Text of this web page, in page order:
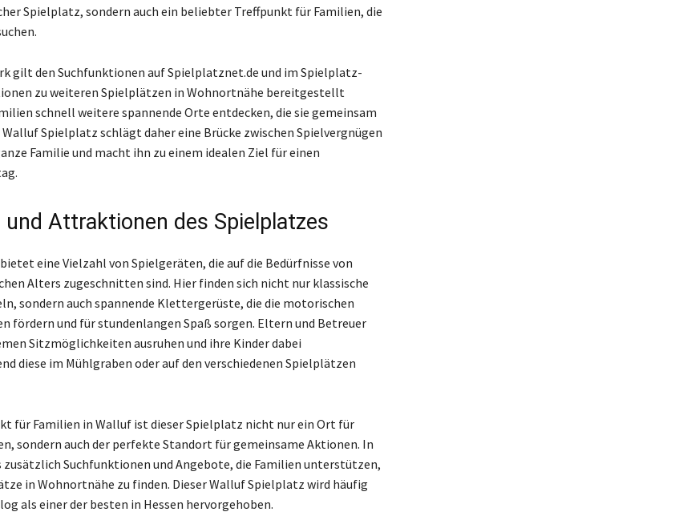
Spielplatz, sondern auch ein beliebter Treffpunkt für Familien, die
gilt den Suchfunktionen auf Spielplatznet.de und im Spielplatz-
zu weiteren Spielplätzen in Wohnortnähe bereitgestellt
schnell weitere spannende Orte entdecken, die sie gemeinsam
Spielplatz schlägt daher eine Brücke zwischen Spielvergnügen
Familie und macht ihn zu einem idealen Ziel für einen
Attraktionen des Spielplatzes
eine Vielzahl von Spielgeräten, die auf die Bedürfnisse von
Alters zugeschnitten sind. Hier finden sich nicht nur klassische
sondern auch spannende Klettergerüste, die die motorischen
fördern und für stundenlangen Spaß sorgen. Eltern und Betreuer
Sitzmöglichkeiten ausruhen und ihre Kinder dabei
diese im Mühlgraben oder auf den verschiedenen Spielplätzen
für Familien in Walluf ist dieser Spielplatz nicht nur ein Ort für
sondern auch der perfekte Standort für gemeinsame Aktionen. In
zusätzlich Suchfunktionen und Angebote, die Familien unterstützen,
in Wohnortnähe zu finden. Dieser Walluf Spielplatz wird häufig
als einer der besten in Hessen hervorgehoben.